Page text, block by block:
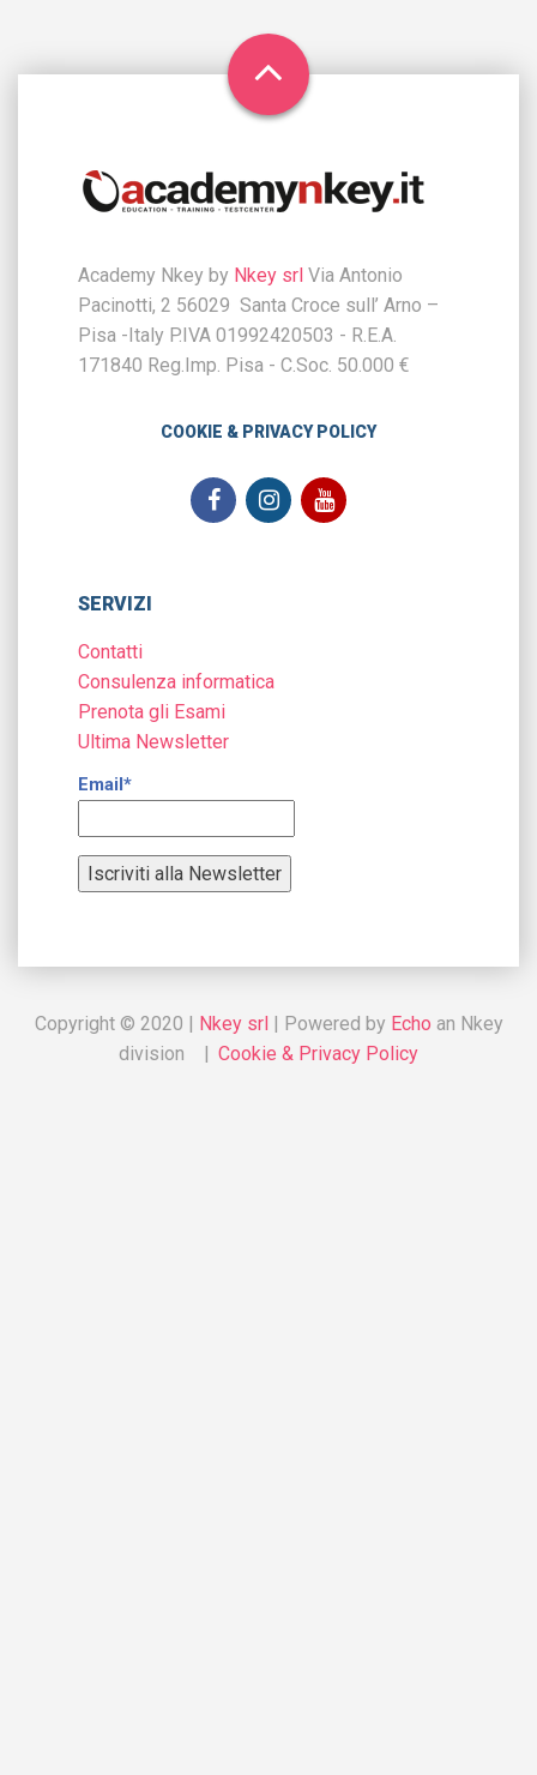
Academy Nkey by Nkey srl Via Antonio
Pacinotti, 2 56029 Santa Croce sull’ Arno –
Pisa -Italy P.IVA 01992420503 - R.E.A.
171840 Reg.Imp. Pisa - C.Soc. 50.000 €
COOKIE & PRIVACY POLICY
SERVIZI
Contatti
Consulenza informatica
Prenota gli Esami
Ultima Newsletter
Email*
Copyright © 2020 | Nkey srl| Powered by Echo an Nkey
division | Cookie & Privacy Policy